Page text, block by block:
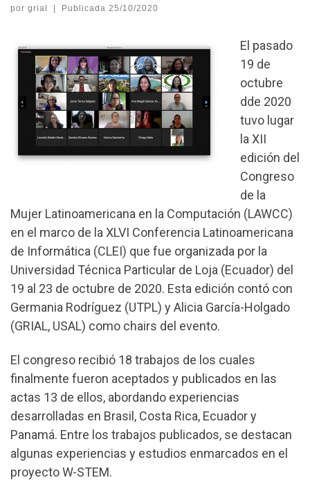
por grial | Publicada 25/10/2020
El pasado
19 de
octubre
dde 2020
tuvo lugar
la XII
edición del
Congreso
de la
Mujer Latinoamericana en la Computación (LAWCC)
en el marco de la XLVI Conferencia Latinoamericana
de Informática (CLEI) que fue organizada por la
Universidad Técnica Particular de Loja (Ecuador) del
19 al 23 de octubre de 2020. Esta edición contó con
Germania Rodríguez (UTPL) y Alicia García-Holgado
(GRIAL, USAL) como chairs del evento.
El congreso recibió 18 trabajos de los cuales
finalmente fueron aceptados y publicados en las
actas 13 de ellos, abordando experiencias
desarrolladas en Brasil, Costa Rica, Ecuador y
Panamá. Entre los trabajos publicados, se destacan
algunas experiencias y estudios enmarcados en el
proyecto W-STEM.